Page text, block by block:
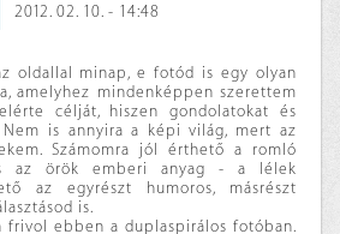
2012. 02. 10. - 14:48
oldallal minap, e fotód is egy olyan
amelyhez mindenképpen szerettem
célját, hiszen gondolatokat és
is annyira a képi világ, mert az
Számomra jól érthető a romló
az örök emberi anyag - a lélek
az egyrészt humoros, másrészt
is.
frivol ebben a duplaspirálos fotóban.